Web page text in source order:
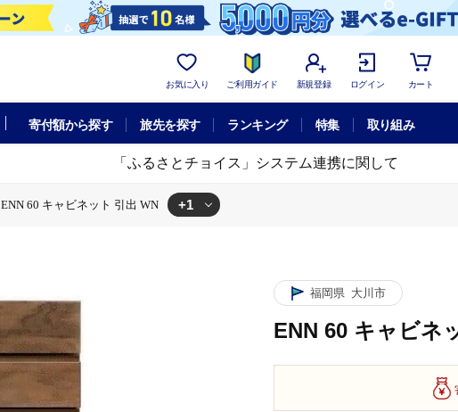
お気に入り ご利用ガイド 新規登録 ログイン カート
寄付額から探す 旅先を探す ランキング 特集 取り組み
「ふるさとチョイス」システム連携に関して
ENN 60 キャビネット 引出 WN +1
福岡県 大川市
ENN 60 キャビネ